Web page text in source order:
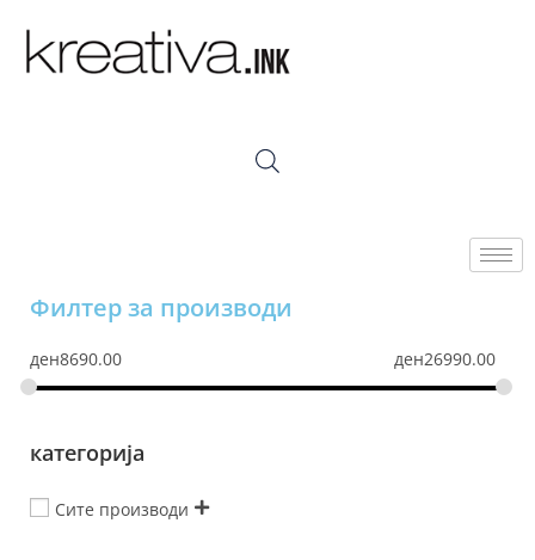
Филтер за производи
ден8690.00 ден26990.00
категорија
Сите производи